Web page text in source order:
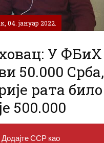
04. јануар 2022.
У ФБиХ
50.000 Срба,
рата било
500.000
Додајте ССР као